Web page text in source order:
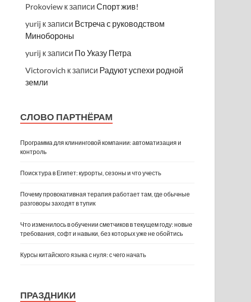
Prokoview к записиСпорт жив!
yurij к записи Встреча с руководством
Минобороны
yurij к записи По Указу Петра
Victorovich к записи Радуют успехи родной
земли
СЛОВО ПАРТНЁРАМ
Программа для клининговой компании: автоматизация и
контроль
Поиск тура в Египет: курорты, сезоны и что учесть
Почему провокативная терапия работает там, где обычные
разговоры заходят в тупик
Что изменилось в обучении сметчиков в текущем году: новые
требования, софт и навыки, без которых уже не обойтись
Курсы китайского языка с нуля: с чего начать
ПРАЗДНИКИ